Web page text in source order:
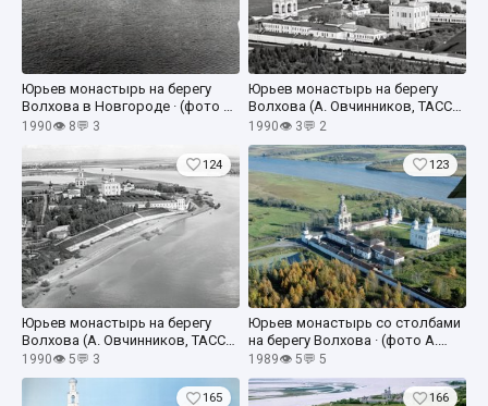
Юрьев монастырь на берегу
Волхова в Новгороде · (фото А.
Овчинников, ТАСС) · 1990
1990👁 8💬 3
Юрьев монастырь на берегу
Волхова (А. Овчинников, ТАСС) ·
10 мая 1990
1990👁 3💬 2
Юрьев монастырь на берегу
Волхова (А. Овчинников, ТАСС) ·
10 мая 1990
1990👁 5💬 3
124
Юрьев монастырь со столбами
на берегу Волхова · (фото А.
Овчинников, ТАСС) · 1989
1989👁 5💬 5
123
165 166